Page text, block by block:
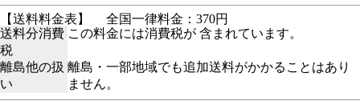
【送料料金表】
全国一律料金：370円
送料分消費
税
この料金には消費税が 含まれています。
離島他の扱
い
離島・一部地域でも追加送料がかかることはあり
ません。